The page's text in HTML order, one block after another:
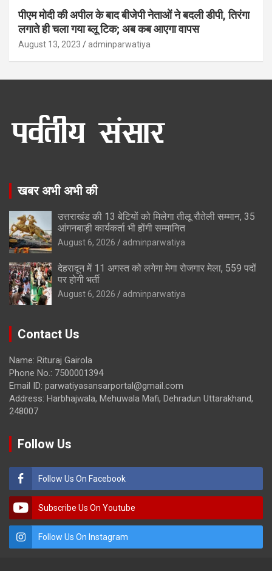
पीएम मोदी की अपील के बाद बीजेपी नेताओं ने बदली डीपी, तिरंगा
लगाते ही चला गया ब्लू टिक; अब कब आएगा वापस
August 13, 2023 adminparwatiya
खबर अभी अभी की
उत्तराखंड की 13 बेटियों को मिलेगा तीलू रौतेली सम्मान, 35
आंगनबाड़ी कार्यकर्ता भी होंगी सम्मानित
August 6, 2026 adminparwatiya
देहरादून में 11 अगस्त को लगेगा मेगा रोजगार मेला, 559 पदों
पर होगी भर्ती
August 6, 2026 adminparwatiya
Contact Us
Name: Rituraj Gairola
Phone No.: 7500001394
Email ID: parwatiyasansarportal@gmail.com
Address: Harbhajwala, Mehuwala Mafi, Dehradun Uttarakhand,
248007
Follow Us
Follow Us On Facebook
Subscribe Us On Youtube
Follow Us On Instagram